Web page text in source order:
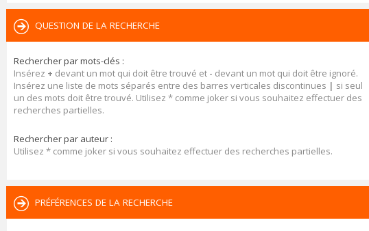
QUESTION DE LA RECHERCHE
Rechercher par mots-clés :
Insérez + devant un mot qui doit être trouvé et - devant un mot qui doit être ignoré.
Insérez une liste de mots séparés entre des barres verticales discontinues | si seul
un des mots doit être trouvé. Utilisez * comme joker si vous souhaitez effectuer des
recherches partielles.
Rechercher par auteur :
Utilisez * comme joker si vous souhaitez effectuer des recherches partielles.
PRÉFÉRENCES DE LA RECHERCHE